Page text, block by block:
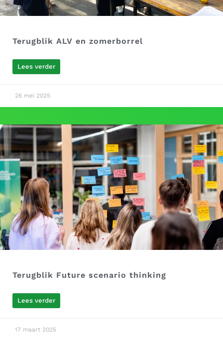
Terugblik ALV en zomerborrel
Lees verder
26 mei 2025
Terugblik Future scenario thinking
Lees verder
17 maart 2025